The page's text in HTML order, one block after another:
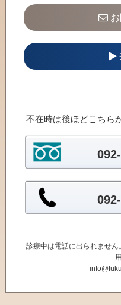
不在時は後ほどこちら
診療中は電話に出られませ